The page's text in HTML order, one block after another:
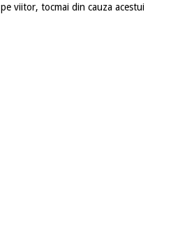
viitor, tocmai din cauza acestui